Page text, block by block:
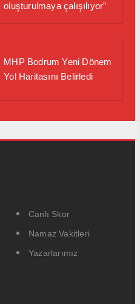
oluşturulmaya çalışılıyor”
MHP Bodrum Yeni Dönem
Yol Haritasını Belirledi
Canlı Skor
Namaz Vakitleri
Yazarlarımız